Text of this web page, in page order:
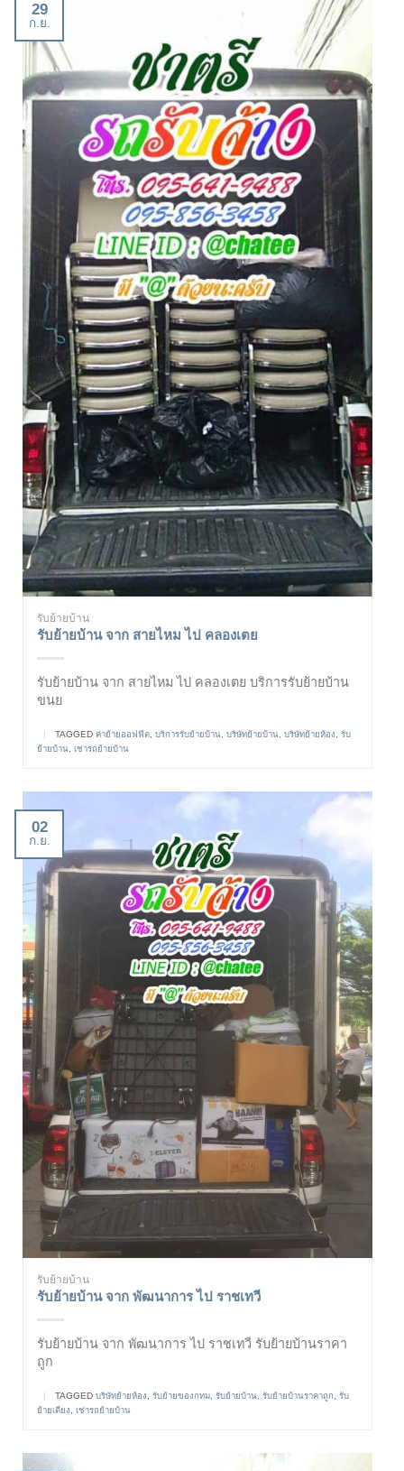
29
ก.ย.
รับย้ายบ้าน
รับย้ายบ้าน จาก สายไหม ไป คลองเตย
รับย้ายบ้าน จาก สายไหม ไป คลองเตย บริการรับย้ายบ้าน
ขนย
| TAGGED ค่าย้ายออฟฟิต บริการรับย้ายบ้าน บริษัทย้ายบ้าน บริษัทย้ายห้อง
รับ
ย้ายบ้าน เช่ารถย้ายบ้าน
02
ก.ย.
รับย้ายบ้าน
รับย้ายบ้าน จาก พัฒนาการ ไป ราชเทวี
รับย้ายบ้าน จาก พัฒนาการ ไป ราชเทวี รับย้ายบ้านราคา
ถูก
| TAGGED บริษัทย้ายห้อง รับย้ายของกทม รับย้ายบ้าน รับย้ายบ้านราคาถูก
รับ
ย้ายเตียง
เช่ารถย้ายบ้าน